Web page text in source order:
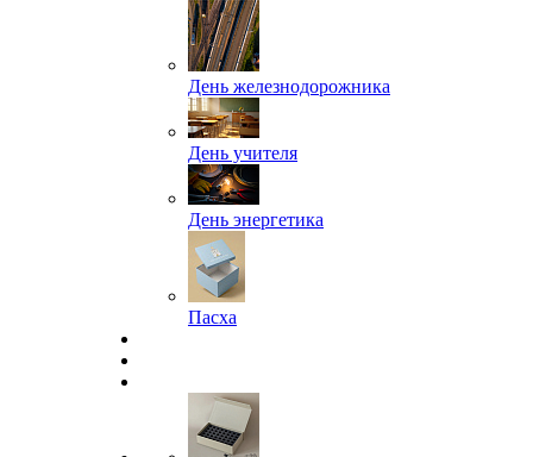
День железнодорожника
День учителя
День энергетика
Пасха